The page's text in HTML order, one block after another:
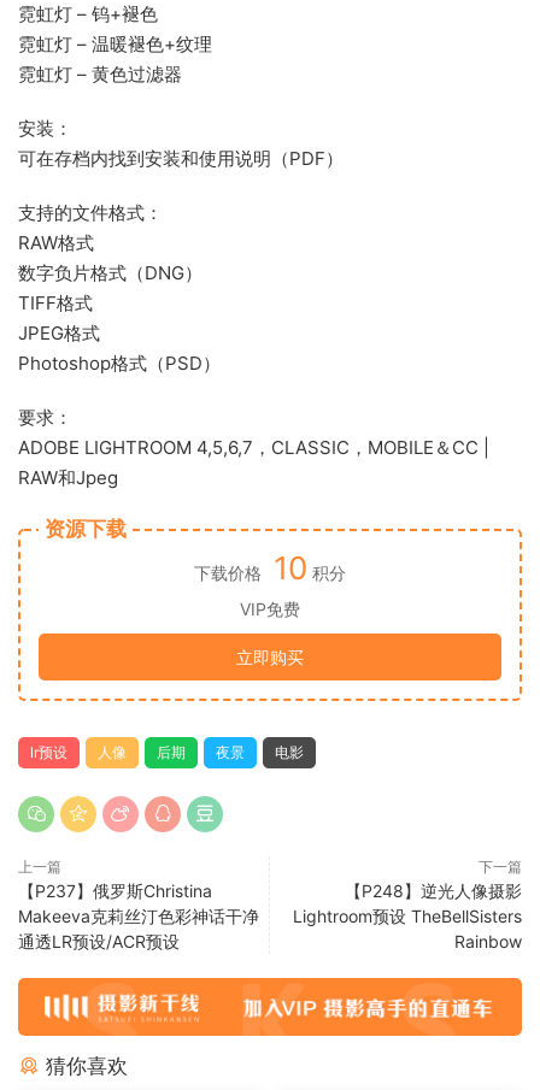
霓虹灯 – 钨+褪色
霓虹灯 – 温暖褪色+纹理
霓虹灯 – 黄色过滤器
安装：
可在存档内找到安装和使用说明（PDF）
支持的文件格式：
RAW格式
数字负片格式（DNG）
TIFF格式
JPEG格式
Photoshop格式（PSD）
要求：
ADOBE LIGHTROOM 4,5,6,7，CLASSIC，MOBILE＆CC |
RAW和Jpeg
资源下载
下载价格 10 积分
VIP免费
立即购买
lr预设 人像 后期 夜景 电影
上一篇
【P237】俄罗斯Christina
Makeeva克莉丝汀色彩神话干净
通透LR预设/ACR预设
下一篇
【P248】逆光人像摄影
Lightroom预设 TheBellSisters
Rainbow
猜你喜欢